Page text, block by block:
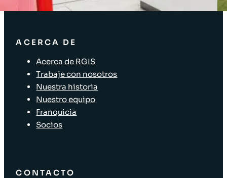
ACERCA DE
Acerca de RGIS
Trabaje con nosotros
Nuestra historia
Nuestro equipo
Franquicia
Socios
CONTACTO